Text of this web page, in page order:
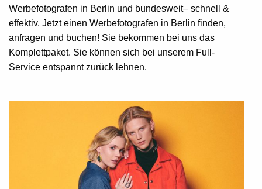
Werbefotografen in Berlin und bundesweit– schnell &
effektiv. Jetzt einen Werbefotografen in Berlin finden,
anfragen und buchen! Sie bekommen bei uns das
Komplettpaket. Sie können sich bei unserem Full-
Service entspannt zurück lehnen.